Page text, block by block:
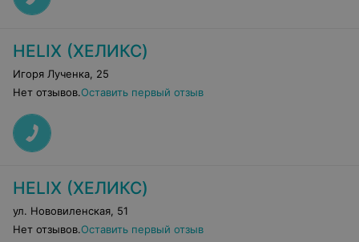
HELIX (ХЕЛИКС)
Игоря Лученка 25
Нет отзывов.Оставить первый отзыв
HELIX (ХЕЛИКС)
ул. Нововиленская 51
Нет отзывов.Оставить первый отзыв